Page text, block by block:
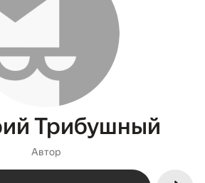
Трибушный
Автор